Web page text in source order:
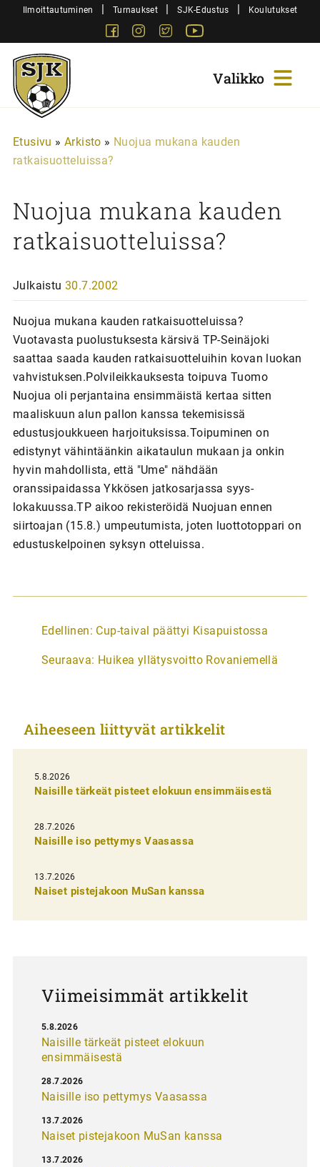
SiirryIlmoittautuminen | Turnaukset | SJK-Edustus | Koulutukset
FacebookInstagram
Twitter
Sjk-
Juniorit
Etusivu » Arkisto » Nuojua mukana kauden
ratkaisuotteluissa?
Nuojua mukana kauden
ratkaisuotteluissa?
Julkaistu 30.7.2002
Nuojua mukana kauden ratkaisuotteluissa?
Vuotavasta puolustuksesta kärsivä TP-Seinäjoki
saattaa saada kauden ratkaisuotteluihin kovan luokan
vahvistuksen.Polvileikkauksesta toipuva Tuomo
Nuojua oli perjantaina ensimmäistä kertaa sitten
maaliskuun alun pallon kanssa tekemisissä
edustusjoukkueen harjoituksissa.Toipuminen on
edistynyt vähintäänkin aikataulun mukaan ja onkin
hyvin mahdollista, että "Ume" nähdään
oranssipaidassa Ykkösen jatkosarjassa syys-
lokakuussa.TP aikoo rekisteröidä Nuojuan ennen
siirtoajan (15.8.) umpeutumista, joten luottotoppari on
edustuskelpoinen syksyn otteluissa.
A
t
k
e
l
i
e
n
e
Edellinen: Cup-taival päättyi Kisapuistossa
Seuraava: Huikea yllätysvoitto Rovaniemellä
Aiheeseen liittyvät artikkelit
5.8.2026
Naisille tärkeät pisteet elokuun ensimmäisestä
28.7.2026
Naisille iso pettymys Vaasassa
13.7.2026
Naiset pistejakoon MuSan kanssa
Viimeisimmät artikkelit
Naisille tärkeät pisteet elokuun
ensimmäisestä
5.8.2026
Naisille iso pettymys Vaasassa
28.7.2026
Naiset pistejakoon MuSan kanssa
13.7.2026
13.7.2026